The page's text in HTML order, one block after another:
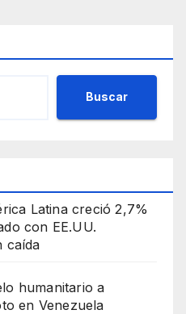
Buscar
Latina creció 2,7%
con EE.UU.
caída
humanitario a
en Venezuela